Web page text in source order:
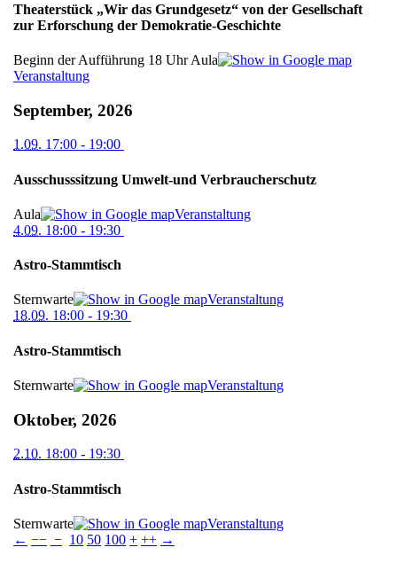
Theaterstück „Wir das Grundgesetz“ von der Gesellschaft
zur Erforschung der Demokratie-Geschichte
Beginn der Aufführung 18 UhrAula
Veranstaltung
September, 2026
1.09. 17:00 - 19:00
Ausschusssitzung Umwelt-und Verbraucherschutz
Aula
Veranstaltung
4.09. 18:00 - 19:30
Astro-Stammtisch
Sternwarte
Veranstaltung
18.09. 18:00 - 19:30
Astro-Stammtisch
Sternwarte Veranstaltung
Oktober, 2026
2.10. 18:00 - 19:30
Astro-Stammtisch
Sternwarte
Veranstaltung
← −− − 10 50 100 + ++ →